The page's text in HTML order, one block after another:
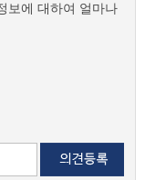
보에 대하여 얼마나